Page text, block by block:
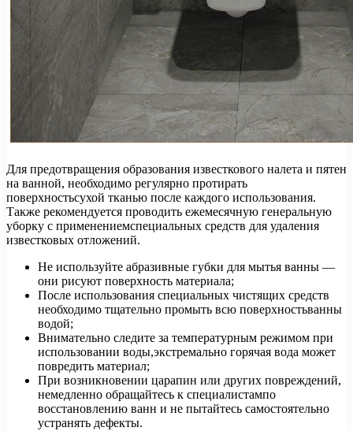
Для предотвращения образования известкового налета и пятен
на ванной, необходимо регулярно протирать
поверхностьсухой тканью после каждого использования.
Также рекомендуется проводить ежемесячную генеральную
уборку с применениемспециальных средств для удаления
известковых отложений.
Не используйте абразивные губки для мытья ванны —
они рисуют поверхность материала;
После использования специальных чистящих средств
необходимо тщательно промыть всю поверхностьванны
водой;
Внимательно следите за температурным режимом при
использовании воды,экстремально горячая вода может
повредить материал;
При возникновении царапин или других повреждений,
немедленно обращайтесь к специалистампо
восстановлению ванн и не пытайтесь самостоятельно
устранять дефекты.